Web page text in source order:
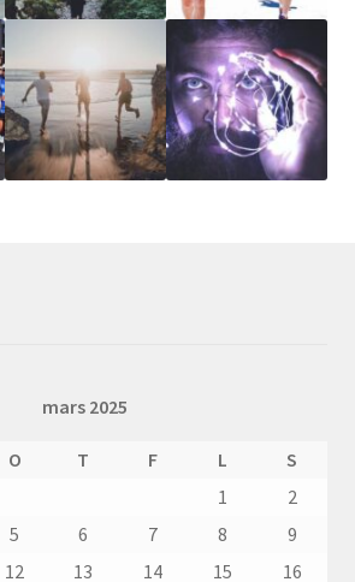
mars 2025
O T F L
S
1
2
5 6 7 8
9
12 13 14 15
16